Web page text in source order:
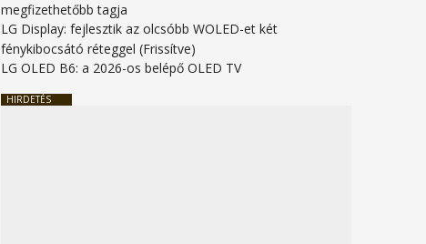
megfizethetőbb tagja
LG Display: fejlesztik az olcsóbb WOLED-et két
fénykibocsátó réteggel (Frissítve)
LG OLED B6: a 2026-os belépő OLED TV
HIRDETÉS